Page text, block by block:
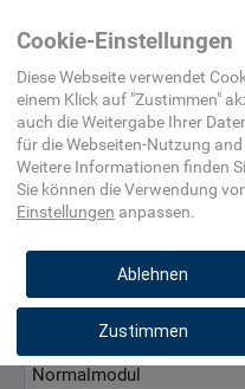
Beschlag
Normalmodul, mm
Achsversatz, mm
Zahnbreite, mm
Normalmodul
Cookie-Einstellungen
Diese Webseite verwendet
einem Klick auf "Zustimmen"
auch die Weitergabe Ihrer
für dieWebseiten-Nutzung
Weitere Informationen finden
Sie können die Verwendung
Einstellungen anpassen.
Ablehnen
Zustimmen